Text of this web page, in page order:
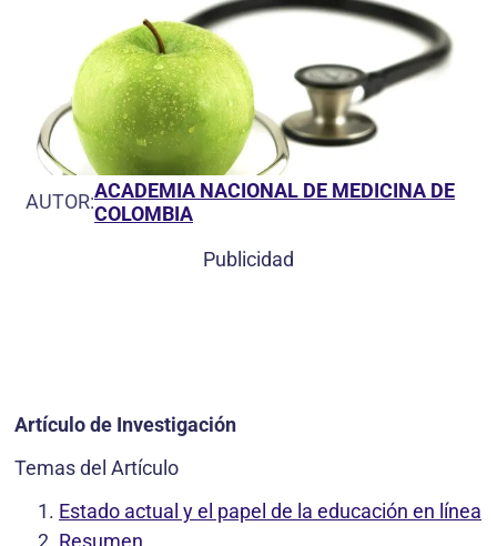
AUTOR:ACADEMIA NACIONAL DE MEDICINA DE
COLOMBIA
Publicidad
Artículo de Investigación
Temas del Artículo
Estado actual y el papel de la educación en línea
Resumen